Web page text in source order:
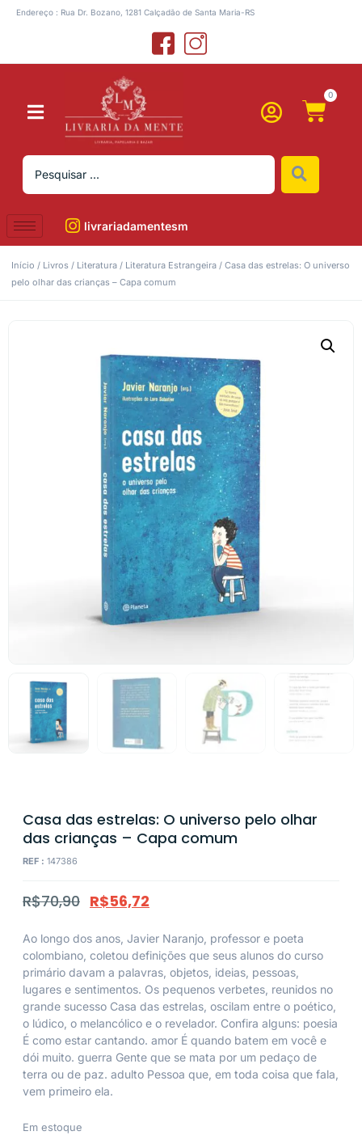
Endereço : Rua Dr. Bozano, 1281 Calçadão de Santa Maria-RS
0
livrariadamentesm
Início / Livros / Literatura / Literatura Estrangeira / Casa das estrelas: O universo
pelo olhar das crianças – Capa comum
Casa das estrelas: O universo pelo olhar
das crianças – Capa comum
REF : 147386
R$70,90 R$56,72
Ao longo dos anos, Javier Naranjo, professor e poeta
colombiano, coletou definições que seus alunos do curso
primário davam a palavras, objetos, ideias, pessoas,
lugares e sentimentos. Os pequenos verbetes, reunidos no
grande sucesso Casa das estrelas, oscilam entre o poético,
o lúdico, o melancólico e o revelador. Confira alguns: poesia
É como estar cantando. amor É quando batem em você e
dói muito. guerra Gente que se mata por um pedaço de
terra ou de paz. adulto Pessoa que, em toda coisa que fala,
vem primeiro ela.
Em estoque